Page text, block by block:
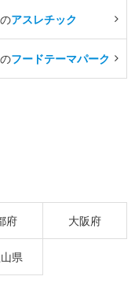
アスレチック
フードテーマパーク
府 大阪府
県